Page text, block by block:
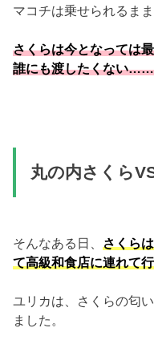
マコチは乗せられるま
さくらは今となっては
誰にも渡したくない……
丸の内さくら
そんなある日、 さくら
て高級和食店に連れて行
ユリカは、さくらの匂
ました。